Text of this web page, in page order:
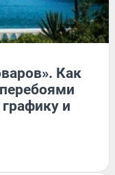
Как
и